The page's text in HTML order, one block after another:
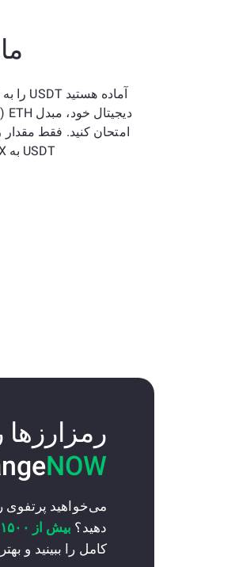
USDT به HEX ما نرخ ارز را به شما نشان می‌دهد.
رمزارزها
NOW
می‌خواهید پرتفوی
دهید؟ بیش از ۱۵۰۰ رمزارز
کامل را ببینید و